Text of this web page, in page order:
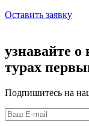
Оставить заявку
узнавайте о
турах
Подпишитесь на